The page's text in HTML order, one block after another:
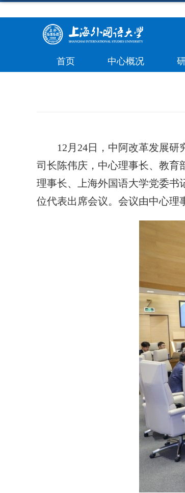
首页 中心概况
12月24日，中阿改革发展
司长陈伟庆，中心理事长、教育
理事长、上海外国语大学党委书
位代表出席会议。会议由中心理